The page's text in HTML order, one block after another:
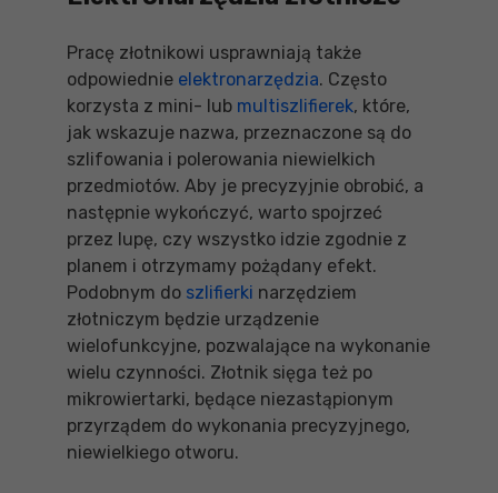
Pracę złotnikowi usprawniają także
odpowiednie elektronarzędzia. Często
korzysta z mini- lub multiszlifierek, które,
jak wskazuje nazwa, przeznaczone są do
szlifowania i polerowania niewielkich
przedmiotów. Aby je precyzyjnie obrobić, a
następnie wykończyć, warto spojrzeć
przez lupę, czy wszystko idzie zgodnie z
planem i otrzymamy pożądany efekt.
Podobnym do szlifierki narzędziem
złotniczym będzie urządzenie
wielofunkcyjne, pozwalające na wykonanie
wielu czynności. Złotnik sięga też po
mikrowiertarki, będące niezastąpionym
przyrządem do wykonania precyzyjnego,
niewielkiego otworu.